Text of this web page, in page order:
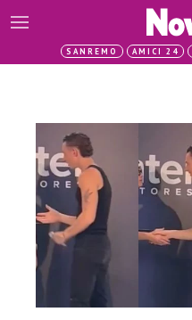
SANREMO AMICI 24